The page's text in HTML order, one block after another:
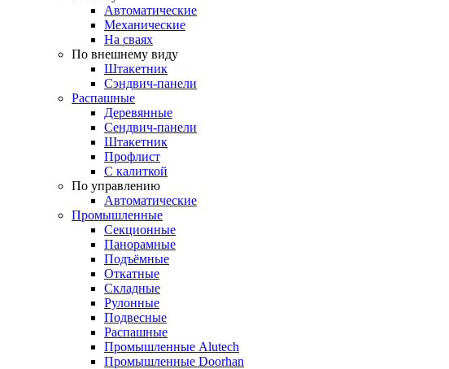
Автоматические
Механические
На сваях
По внешнему виду
Штакетник
Сэндвич-панели
Распашные
Деревянные
Сендвич-панели
Штакетник
Профлист
С калиткой
По управлению
Автоматические
Промышленные
Секционные
Панорамные
Подъёмные
Откатные
Складные
Рулонные
Подвесные
Распашные
Промышленные Alutech
Промышленные Doorhan